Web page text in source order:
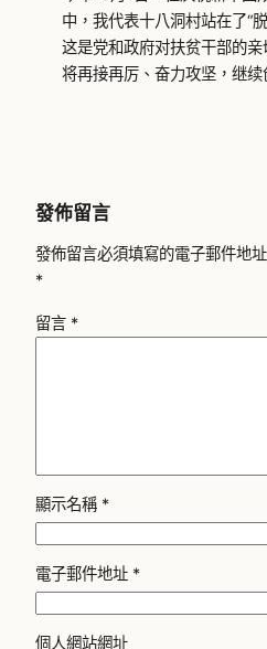
中，我代表十八洞村站在了“
这是党和政府对扶贫干部的
将再接再厉、奋力攻坚，继续
發佈留言
發佈留言必須填寫的電子郵件地
*
留言 *
顯示名稱 *
電子郵件地址 *
個人網站網址